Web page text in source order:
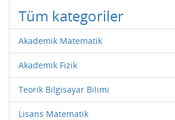
Tüm kategoriler
Akademik Matematik
Akademik Fizik
Teorik Bilgisayar Bilimi
Lisans Matematik